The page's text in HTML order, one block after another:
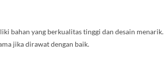
bahan yang berkualitas tinggi dan desain menarik.
jika dirawat dengan baik.